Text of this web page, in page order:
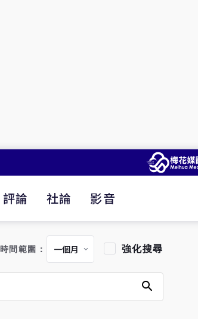
評論 社論 影音
時間範圍： 強化搜尋